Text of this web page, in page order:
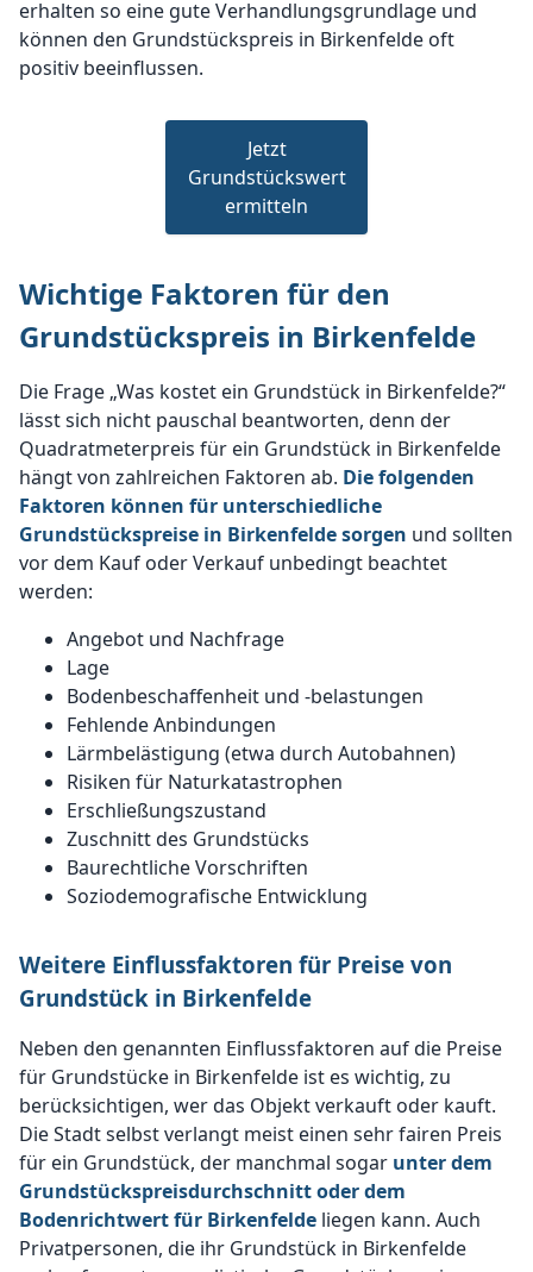
erhalten so eine gute Verhandlungsgrundlage und
können den Grundstückspreis in Birkenfelde oft
positiv beeinflussen.
Jetzt
Grundstückswert
ermitteln
Wichtige Faktoren für den
Grundstückspreis in Birkenfelde
Die Frage „Was kostet ein Grundstück in Birkenfelde?“
lässt sich nicht pauschal beantworten, denn der
Quadratmeterpreis für ein Grundstück in Birkenfelde
hängt von zahlreichen Faktoren ab. Die folgenden
Faktoren können für unterschiedliche
Grundstückspreise in Birkenfelde sorgen und sollten
vor dem Kauf oder Verkauf unbedingt beachtet
werden:
Angebot und Nachfrage
Lage
Bodenbeschaffenheit und -belastungen
Fehlende Anbindungen
Lärmbelästigung (etwa durch Autobahnen)
Risiken für Naturkatastrophen
Erschließungszustand
Zuschnitt des Grundstücks
Baurechtliche Vorschriften
Soziodemografische Entwicklung
Weitere Einflussfaktoren für Preise von
Grundstück in Birkenfelde
Neben den genannten Einflussfaktoren auf die Preise
für Grundstücke in Birkenfelde ist es wichtig, zu
berücksichtigen, wer das Objekt verkauft oder kauft.
Die Stadt selbst verlangt meist einen sehr fairen Preis
für ein Grundstück, der manchmal sogar unter dem
Grundstückspreisdurchschnitt oder dem
Bodenrichtwert für Birkenfelde liegen kann. Auch
Privatpersonen, die ihr Grundstück in Birkenfelde